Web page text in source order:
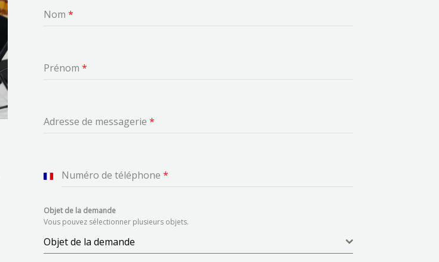
Nom *
Prénom *
Adresse de messagerie *
Numéro de téléphone *
F
a
c
Objet de la demande
Vous pouvez sélectionner plusieurs objets.
Objet de la demande